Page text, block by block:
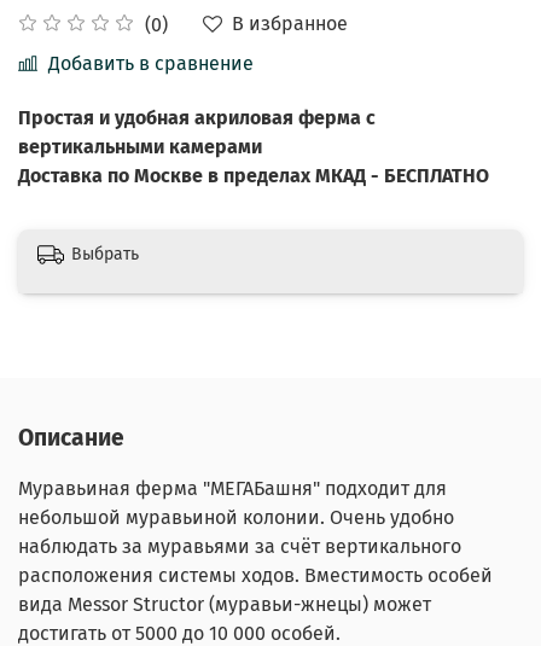
(0)
В избранное
Добавить в сравнение
Простая и удобная акриловая ферма с
вертикальными камерами
Доставка по Москве в пределах МКАД - БЕСПЛАТНО
Выбрать
Описание
Муравьиная ферма "МЕГАБашня" подходит для
небольшой муравьиной колонии. Очень удобно
наблюдать за муравьями за счёт вертикального
расположения системы ходов. Вместимость особей
вида Messor Structor (муравьи-жнецы) может
достигать от 5000 до 10 000 особей.